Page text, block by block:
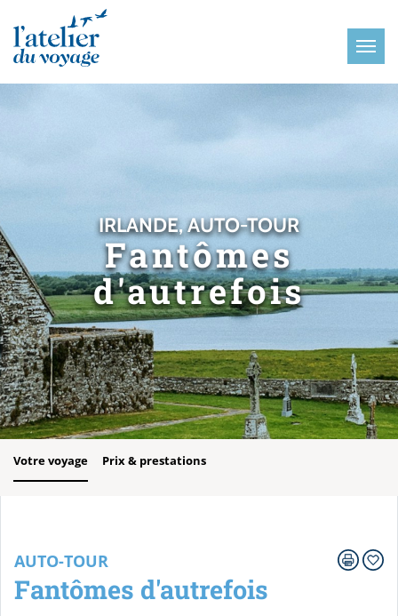
IRLANDE, AUTO-TOUR
Fantômes
d'autrefois
Votre voyage Prix & prestations
AUTO-TOUR
Fantômes d'autrefois
Panneau de gestion des cookies